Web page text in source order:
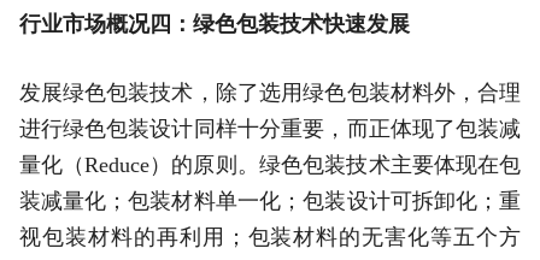
行业市场概况四：绿色包装技术快速发展
发展绿色包装技术，除了选用绿色包装材料外，合理
进行绿色包装设计同样十分重要，而正体现了包装减
量化（Reduce）的原则。绿色包装技术主要体现在包
装减量化；包装材料单一化；包装设计可拆卸化；重
视包装材料的再利用；包装材料的无害化等五个方